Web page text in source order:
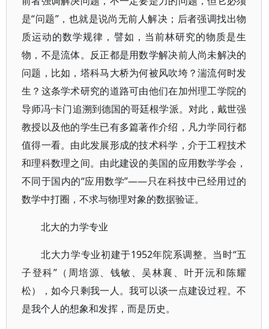
是“问题”，也就是说尚无前人解决；后者强调找出物
质运动的数学规律，譬如，当前林研究的物质是生
物，不是流体。反正都是用数学解决前人尚未解决的
问题，比如，塔科马大桥为何被风吹垮？湍流何时发
生？这条学术研究的道路可由他们在加州理工学院的
导师冯·卡门追溯到德国的哥廷根学派。对此，戴世强
教授以及他的学生已有多篇著作介绍，凡力学同行都
值得一看。由此发展形成的技术科学，介于工程技术
和理科数理之间。由此建设的美国的应用数学学会，
不同于国内的“应用数学”——只在科技中已经用过的
数学中打圈，不求与物理对象的数据验证。
北大的力学专业
北大力学专业初建于1952年院系调整。当时“五
子登科”（周培源、钱敏、吴林襄、叶开沅和陈耀
松），如今只剩我一人。我可以谈一点建设过程。不
是我个人的想象和发挥，而是历史。